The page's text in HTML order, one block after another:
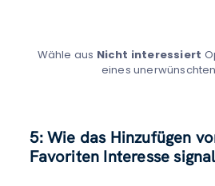
Wähle aus Nicht interessiert
eines
5: Wie das Hinzufügen
Favoriten Interesse